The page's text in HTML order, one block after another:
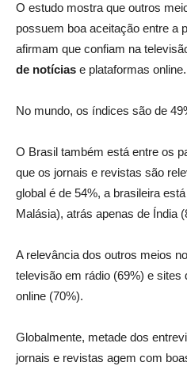
O estudo mostra que outros
possuem boa aceitação entre a
afirmam que confiam na
de notícias e plataformas online.
No mundo, os índices são de
O Brasil também está entre os
que os jornais e revistas são
global é de 54%, a brasileira
Malásia), atrás apenas de Índia
A relevância dos outros meios
televisão em rádio (69%) e sites
online (70%).
Globalmente, metade dos
jornais e revistas agem com